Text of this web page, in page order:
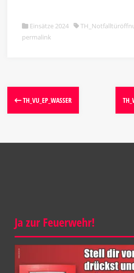
Einsätze 2024
permalink
TH_VU_EP_WASSER
Ja zur Feuerwehr!